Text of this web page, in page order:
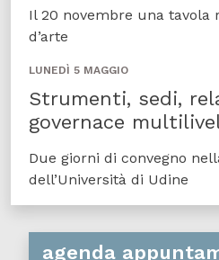
Il 20 novembre una tavola
d’arte
LUNEDÌ 5 MAGGIO
Strumenti, sedi,
governace
Due giorni di convegno
dell’Università di Udine
agenda